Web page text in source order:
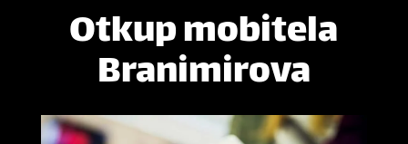
Otkup mobitela
Branimirova